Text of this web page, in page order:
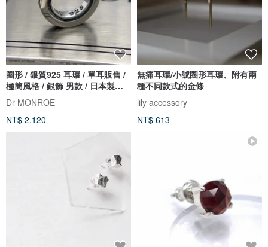
圈形 / 銀質925 耳環 / 單耳販售 /
極簡風格 / 銀飾 男款 / 日本製造 /
免運費 / 男性贈禮 / pe59
Dr MONROE
NT$ 2,120
無痛耳環/小號圈形耳環、附有兩
種不同款式的金條
lily accessory
NT$ 613